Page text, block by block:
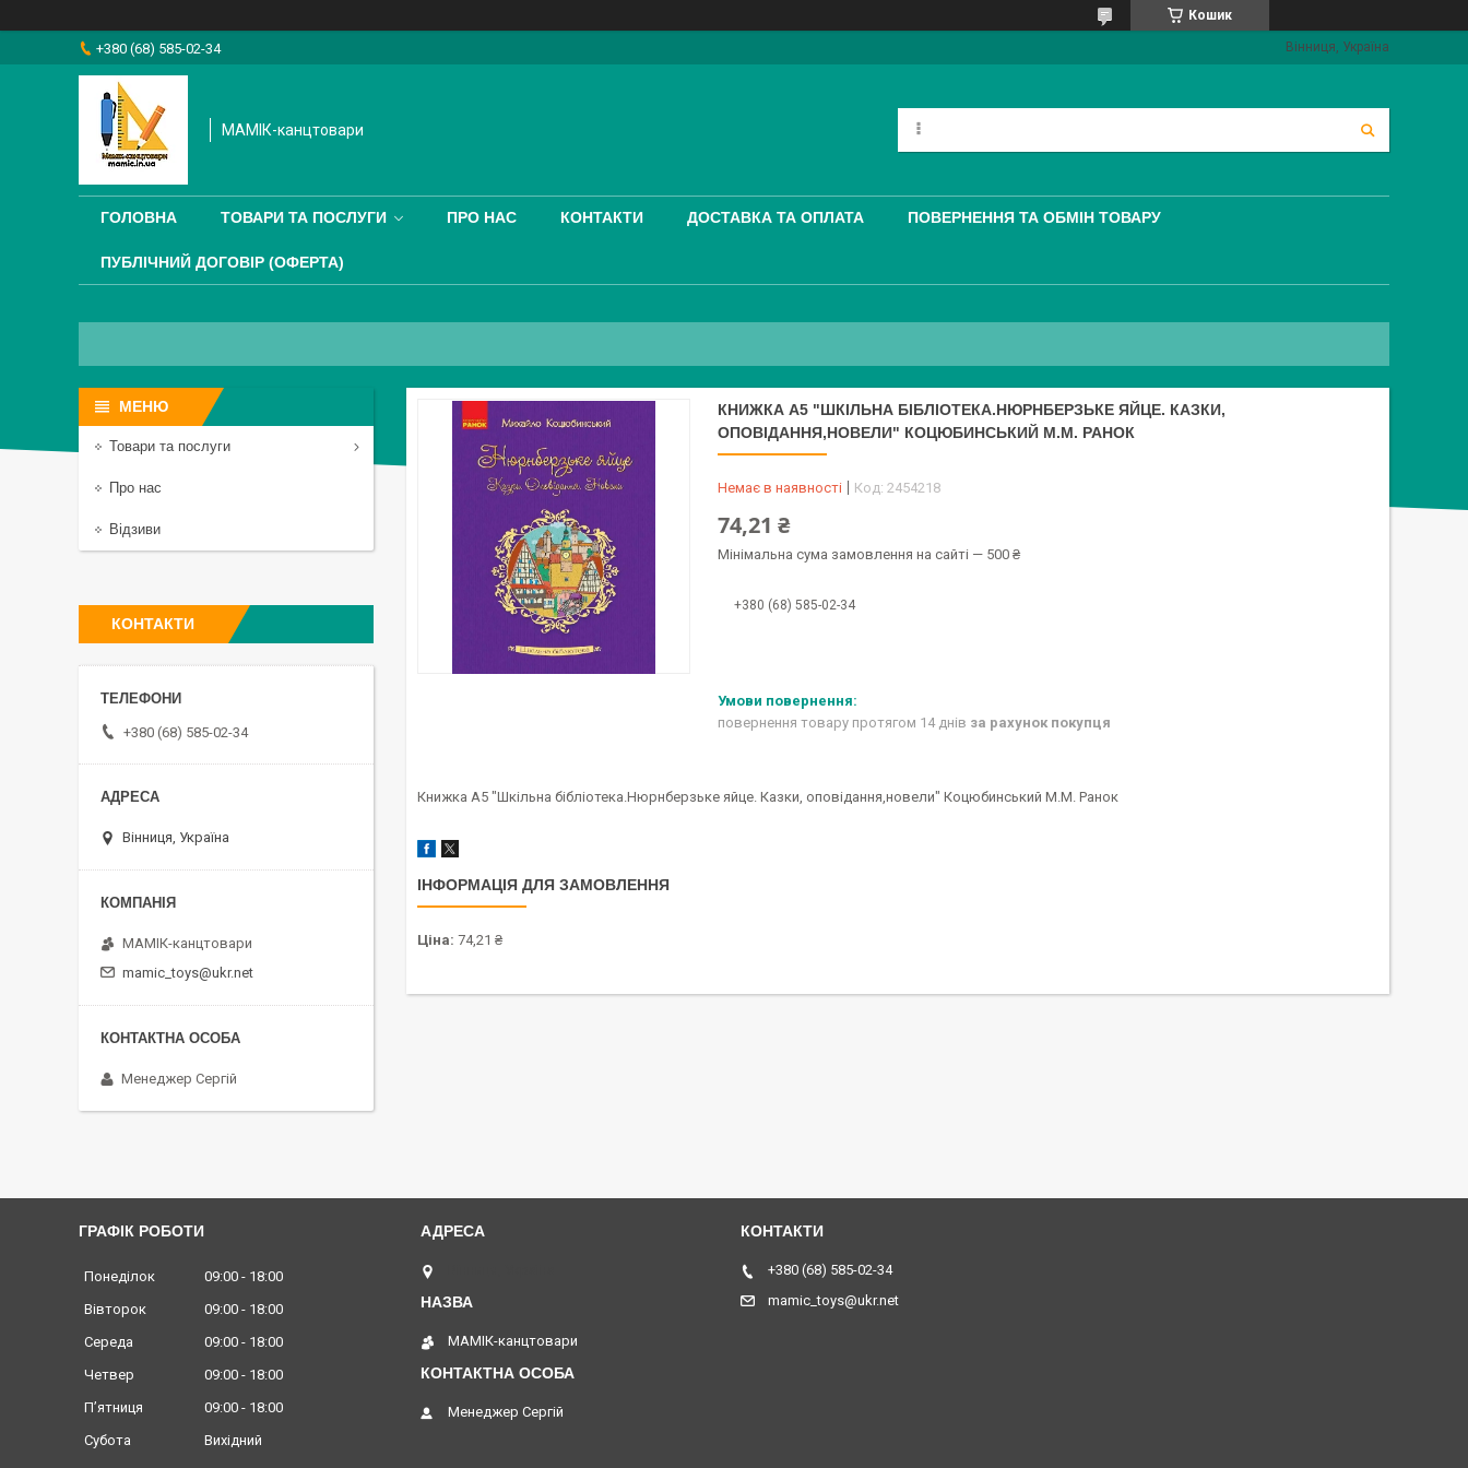
Кошик
+380 (68) 585-02-34 Вінниця, Україна
МАМІК-канцтовари
ГОЛОВНА ТОВАРИ ТА ПОСЛУГИ ПРО НАС КОНТАКТИ ДОСТАВКА ТА ОПЛАТА ПОВЕРНЕННЯ ТА ОБМІН ТОВАРУ
ПУБЛІЧНИЙ ДОГОВІР (ОФЕРТА)
КНИЖКА А5 "ШКІЛЬНА БІБЛІОТЕКА.НЮРНБЕРЗЬКЕ ЯЙЦЕ. КАЗКИ,
ОПОВІДАННЯ,НОВЕЛИ" КОЦЮБИНСЬКИЙ М.М. РАНОК
Немає в наявності Код: 2454218
74,21 ₴
Мінімальна сума замовлення на сайті — 500 ₴
+380 (68) 585-02-34
повернення товару протягом 14 днів за рахунок покупця
Книжка А5 "Шкільна бібліотека.Нюрнберзьке яйце. Казки, оповідання,новели" Коцюбинський М.М. Ранок
ІНФОРМАЦІЯ ДЛЯ ЗАМОВЛЕННЯ
Ціна: 74,21 ₴
Товари та послуги
Про нас
Відзиви
КОНТАКТИ
+380 (68) 585-02-34
Вінниця, Україна
МАМІК-канцтовари
mamic_toys@ukr.net
Менеджер Сергій
ГРАФІК РОБОТИ
Понеділок 09:00
18:00
Вівторок
09:00
18:00
Середа
09:00
18:00
Четвер
09:00
18:00
Пʼятниця
09:00
18:00
Субота
Вихідний
МАМІК-канцтовари
Менеджер Сергій
+380 (68) 585-02-34
mamic_toys@ukr.net